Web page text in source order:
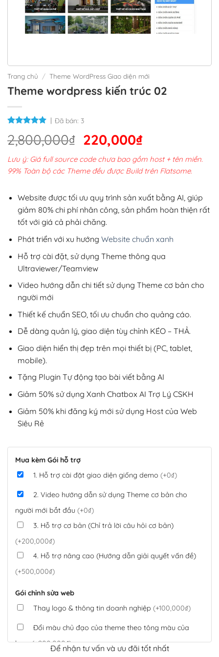
Trang chủ / Theme WordPress Giao diện mới
Theme wordpress kiến trúc 02
Đã bán: 3
2,800,000₫ Giá
gốc
là:
2,800,000₫.
220,000₫Giá
hiện
tại
220,000₫.
Lưu ý: Giá full source code chưa bao gồm host + tên miền.
99% Toàn bộ các Theme đều được Build trên Flatsome.
Website được tối ưu quy trình sản xuất bằng AI, giúp
giảm 80% chi phí nhân công, sản phẩm hoàn thiện rất
tốt với giá cả phải chăng.
Phát triển với xu hướng Website chuẩn xanh
Hỗ trợ cài đặt, sử dụng Theme thông qua
Ultraviewer/Teamview
Video hướng dẫn chi tiết sử dụng Theme cơ bản cho
người mới
Thiết kế chuẩn SEO, tối ưu chuẩn cho quảng cáo.
Dễ dàng quản lý, giao diện tùy chỉnh KÉO – THẢ.
Giao diện hiển thị đẹp trên mọi thiết bị (PC, tablet,
mobile).
Tặng Plugin Tự động tạo bài viết bằng AI
Giảm 50% sử dụng Xanh Chatbox AI Trợ Lý CSKH
Giảm 50% khi đăng ký mới sử dụng Host của Web
Siêu Rẻ
Mua kèm Gói hỗ trợ
1. Hỗ trợ cài đặt giao diện giống demo (+0₫)
2. Video hướng dẫn sử dụng Theme cơ bản cho
người mới bắt đầu (+0₫)
3. Hỗ trợ cơ bản (Chỉ trả lời câu hỏi cơ bản)
(+200,000₫)
4. Hỗ trợ nâng cao (Hướng dẫn giải quyết vấn đề)
(+500,000₫)
Gói chỉnh sửa web
Thay logo & thông tin doanh nghiệp (+100,000₫)
Đổi màu chủ đạo của theme theo tông màu của
logo(+200,000₫)
Để nhận tư vấn và ưu đãi tốt nhất